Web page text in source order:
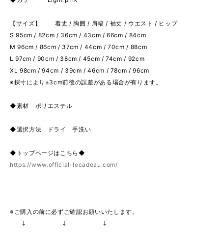
【サイズ】 着丈 / 胸囲 / 肩幅 / 袖丈 / ウエスト / ヒップ
S 95cm / 82cm / 36cm / 43cm / 66cm / 84cm
M 96cm / 86cm / 37cm / 44cm / 70cm / 88cm
L 97cm / 90cm / 38cm / 45cm / 74cm / 92cm
XL 98cm / 94cm / 39cm / 46cm / 78cm / 96cm
※採寸により±3cm前後の誤差がある場合が有ります。
◆素材 ポリエステル
◆選択方法 ドライ 手洗い
◆トップページはこちら◆
https://www.official-lecadeau.com/
※ご購入の前に必ずご確認お願いいたします。
⇩ ⇩ ⇩